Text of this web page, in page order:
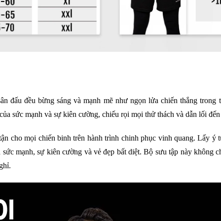
đấu đều bừng sáng và mạnh mẽ như ngọn lửa chiến thắng
sức mạnh và sự kiên cường, chiếu rọi mọi thử thách và dẫn lối
cho mọi chiến binh trên hành trình chinh phục vinh quang. Lấy ý
mạnh, sự kiên cường và vẻ đẹp bất diệt. Bộ sưu tập này không